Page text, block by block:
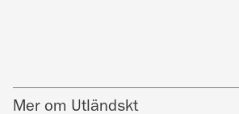
Mer om Utländskt